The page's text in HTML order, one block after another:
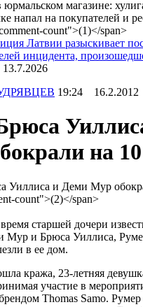
Латвии разыскивает
инцидента,
19:24 16.2.2012
на
старшей дочери
Мур и Брюса Уиллиса,
в ее дом.
кража, 23-летняя
участие в
Thomas Samo.